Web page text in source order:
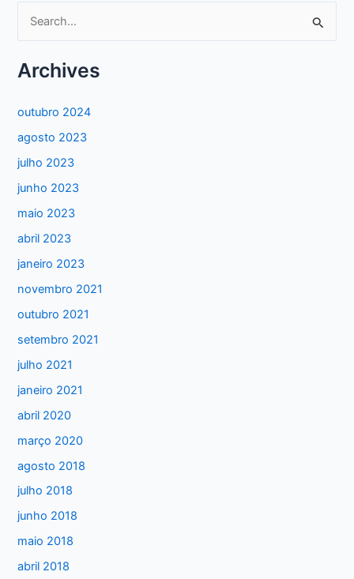
q
a
r
p
o
r
:
Archives
outubro 2024
agosto 2023
julho 2023
junho 2023
maio 2023
abril 2023
janeiro 2023
novembro 2021
outubro 2021
setembro 2021
julho 2021
janeiro 2021
abril 2020
março 2020
agosto 2018
julho 2018
junho 2018
maio 2018
abril 2018